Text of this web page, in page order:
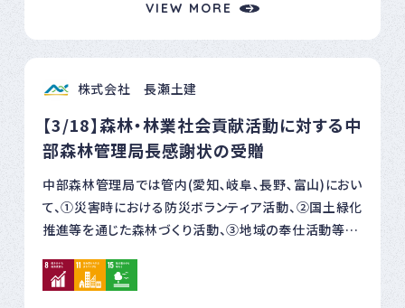
っと込めています。
VIEW MORE
株式会社 長瀬土建
【3/18】森林・林業社会貢献活動に対する中
部森林管理局長感謝状の受贈
中部森林管理局では管内(愛知､岐阜､長野､富山)におい
て、①災害時における防災ボランティア活動、②国土緑化
推進等を通じた森林づくり活動、③地域の奉仕活動等に
団体等に対し、毎年感謝状を贈呈しています。 この度、飛